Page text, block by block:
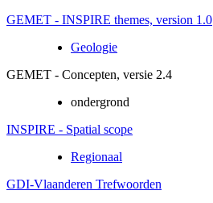
GEMET - INSPIRE themes, version 1.0
Geologie
GEMET - Concepten, versie 2.4
ondergrond
INSPIRE - Spatial scope
Regionaal
GDI-Vlaanderen Trefwoorden